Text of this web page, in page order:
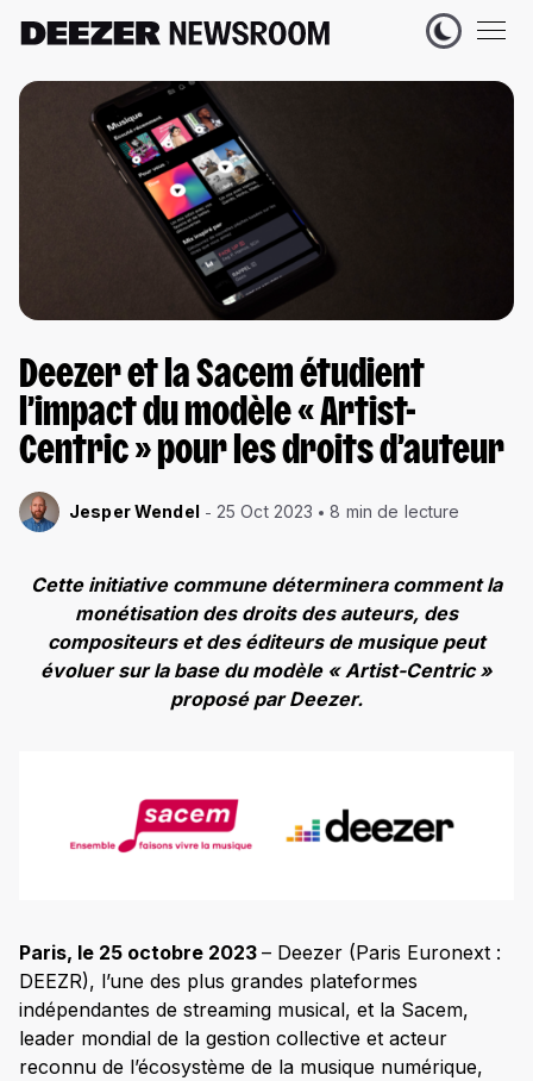
Deezer et la Sacem étudient
l’impact du modèle « Artist-
Centric » pour les droits d’auteur
Jesper Wendel 25 Oct 2023 8 min de lecture
Cette initiative commune déterminera comment la
monétisation des droits des auteurs, des
compositeurs et des éditeurs de musique peut
évoluer sur la base du modèle « Artist-Centric »
proposé par Deezer.
Paris, le 25 octobre 2023 – Deezer (Paris Euronext :
DEEZR), l’une des plus grandes plateformes
indépendantes de streaming musical, et la Sacem,
leader mondial de la gestion collective et acteur
reconnu de l’écosystème de la musique numérique,